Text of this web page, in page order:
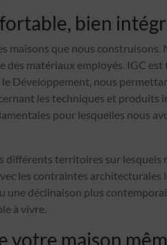
bien
maisons que nous construisons.
des matériaux employés. IGC
Développement, nous
les techniques et produits
pour lesquelles nous
différents territoires sur lesquels
les contraintes architecturales
une déclinaison plus
à vivre.
votre maison